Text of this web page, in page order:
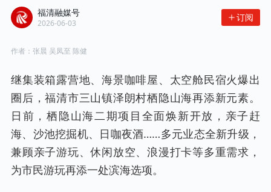
福清融媒号
2026-06-03
订阅
作者： 张晨 吴凤至 陈健
继集装箱露营地、海景咖啡屋、太空舱民宿火爆出
圈后，福清市三山镇泽朗村栖隐山海再添新元素。
日前，栖隐山海二期项目全面焕新开放，亲子赶
海、沙池挖掘机、日咖夜酒……多元业态全新升级，
兼顾亲子游玩、休闲放空、浪漫打卡等多重需求，
为市民游玩再添一处滨海选项。